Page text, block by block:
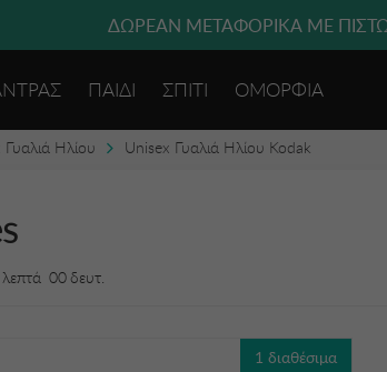
ΔΩΡΕΑΝ ΜΕΤΑΦΟΡΙΚΑ ΜΕ
ΠΑΙΔΙ ΣΠΙΤΙ ΟΜΟΡΦΙΑ
Ηλίου Unisex Γυαλιά Ηλίου Kodak
λεπτά 00 δευτ.
1 διαθέσιμα